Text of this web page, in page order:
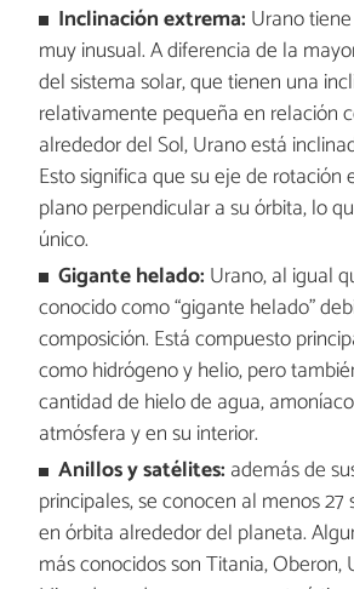
Inclinación extrema: Urano
muy inusual. A diferencia de la
del sistema solar, que tienen una
relativamente pequeña en relación
alrededor del Sol, Urano está
Esto significa que su eje de rotación
plano perpendicular a su órbita, lo
único.
Gigante helado: Urano, al igual
conocido como “gigante helado"
composición. Está compuesto
como hidrógeno y helio, pero
cantidad de hielo de agua,
atmósfera y en su interior.
Anillos y satélites: además de
principales, se conocen al menos
en órbita alrededor del planeta.
más conocidos son Titania, Oberon,